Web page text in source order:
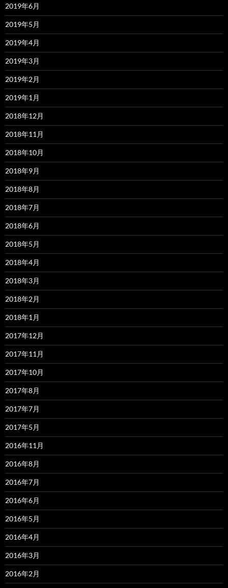
2019年6月
2019年5月
2019年4月
2019年3月
2019年2月
2019年1月
2018年12月
2018年11月
2018年10月
2018年9月
2018年8月
2018年7月
2018年6月
2018年5月
2018年4月
2018年3月
2018年2月
2018年1月
2017年12月
2017年11月
2017年10月
2017年8月
2017年7月
2017年5月
2016年11月
2016年8月
2016年7月
2016年6月
2016年5月
2016年4月
2016年3月
2016年2月